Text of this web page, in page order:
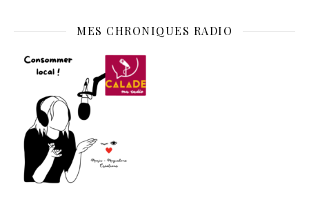
MES CHRONIQUES RADIO